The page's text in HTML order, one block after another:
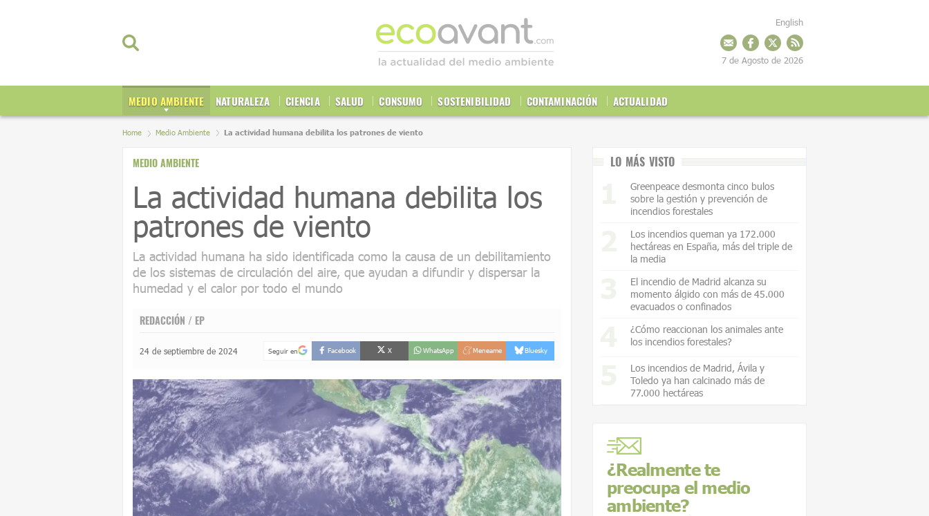
MEDIO AMBIENTE NATURALEZA CIENCIA SALUD CONSUMO SOSTENIBILIDAD CONTAMINACIÓN ACTUALIDAD
English
7 de Agosto de 2026
Home Medio Ambiente La actividad humana debilita los patrones de viento
MEDIO AMBIENTE
La actividad humana debilita los
patrones de viento
La actividad humana ha sido identificada como la causa de un debilitamiento
de los sistemas de circulación del aire, que ayudan a difundir y dispersar la
humedad y el calor por todo el mundo
REDACCIÓN / EP
24 de septiembre de 2024 Seguir en Facebook X WhatsApp Meneame Bluesky
LO MÁS VISTO
Greenpeace desmonta cinco bulos
sobre la gestión y prevención de
incendios forestales
Los incendios queman ya 172.000
hectáreas en España, más del triple de
la media
El incendio de Madrid alcanza su
momento álgido con más de 45.000
evacuados o confinados
¿Cómo reaccionan los animales ante
los incendios forestales?
Los incendios de Madrid, Ávila y
Toledo ya han calcinado más de
77.000 hectáreas
¿Realmente te
preocupa el medio
ambiente?